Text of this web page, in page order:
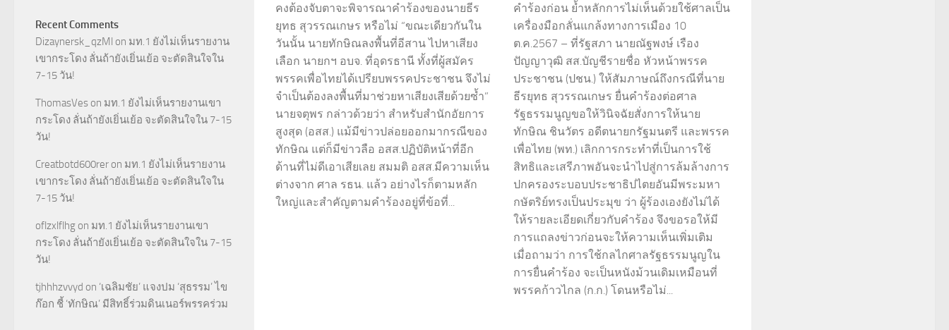
คงต้องจับตาจะพิจารณาคำร้องของนายธีร
ยุทธ สุวรรณเกษร หรือไม่ “ขณะเดียวกันใน
วันนั้น นายทักษิณลงพื้นที่อีสาน ไปหาเสียง
เลือก นายกฯ อบจ. ที่อุดรธานี ทั้งที่ผู้สมัคร
พรรคเพื่อไทยได้เปรียบพรรคประชาชน จึงไม่
จำเป็นต้องลงพื้นที่มาช่วยหาเสียงเสียด้วยซ้ำ”
นายจตุพร กล่าวด้วยว่า สำหรับสำนักอัยการ
สูงสุด (อสส.) แม้มีข่าวปล่อยออกมากรณีของ
ทักษิณ แต่ก็มีข่าวลือ อสส.ปฏิบัติหน้าที่อีก
ด้านที่ไม่ดีเอาเสียเลย สมมติ อสส.มีความเห็น
ต่างจาก ศาล รธน. แล้ว อย่างไรก็ตามหลัก
ใหญ่และสำคัญตามคำร้องอยู่ที่ข้อที่...
คำร้องก่อน ย้ำหลักการไม่เห็นด้วยใช้ศาลเป็น
เครื่องมือกลั่นแกล้งทางการเมือง 10
ต.ค.2567 – ที่รัฐสภา นายณัฐพงษ์​ เรือง
ปัญญาวุฒิ สส.บัญชีรายชื่อ หัวหน้าพรรค
ประชาชน (ปชน.) ให้สัมภาษณ์ถึงกรณีที่นาย
ธีรยุทธ สุวรรณเกษร ยื่นคำร้องต่อศาล
รัฐธรรมนูญขอให้วินิจฉัยสั่งการให้นาย
ทักษิณ​ ชินวัตร​ อดีตนายกรัฐมนตรี และพรรค
เพื่อไทย (พท.) เลิกการกระทำที่เป็นการใช้
สิทธิและเสรีภาพอันจะนำไปสู่การล้มล้างการ
ปกครองระบอบประชาธิปไตยอันมีพระมหา
กษัตริย์ทรงเป็นประมุข ว่า​ ผู้ร้องเองยังไม่ได้
ให้รายละเอียดเกี่ยวกับคำร้อง จึงขอรอให้มี
การแถลงข่าวก่อนจะให้ความเห็นเพิ่มเติม
เมื่อถามว่า การใช้กลไกศาลรัฐธรรมนูญใน
การยื่นคำร้อง จะเป็นหนังม้วนเดิมเหมือนที่
พรรคก้าวไกล (ก.ก.) โดนหรือไม่...
Recent Comments
Dizaynersk_qzMl on มท.1 ยังไม่เห็นรายงาน
เขากระโดง ลั่นถ้ายังเยิ่นเย้อ จะตัดสินใจใน
7-15 วัน!
ThomasVes on มท.1 ยังไม่เห็นรายงานเขา
กระโดง ลั่นถ้ายังเยิ่นเย้อ จะตัดสินใจใน 7-15
วัน!
Creatbotd600rer on มท.1 ยังไม่เห็นรายงาน
เขากระโดง ลั่นถ้ายังเยิ่นเย้อ จะตัดสินใจใน
7-15 วัน!
oflzxlflhg on มท.1 ยังไม่เห็นรายงานเขา
กระโดง ลั่นถ้ายังเยิ่นเย้อ จะตัดสินใจใน 7-15
วัน!
tjhhhzvvyd on ‘เฉลิมชัย’ แจงปม ‘สุธรรม’ ไข
ก๊อก ชี้ ‘ทักษิณ’ มีสิทธิ์ร่วมดินเนอร์พรรคร่วม